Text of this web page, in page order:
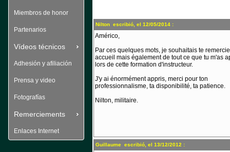
Miembros de honor
Partenarios
Vídeos técnicos
Adhesión y afiliación
Prensa y video
Fotografías
Remerciements
Enlaces Internet
Nilton escribió, el 12/05/2014 :
Américo,
Par ces quelques mots, je souhaitais te
accueil mais également de tout ce que tu m'as
lors de cette formation d'instructeur.
J'y ai énormément appris, merci pour ton
professionnalisme, ta disponibilité, ta patience.
Nilton, militaire.
Guillaume escribió, el 13/12/2012 :